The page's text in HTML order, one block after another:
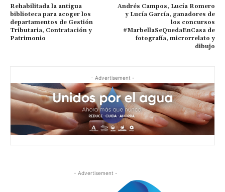
Rehabilitada la antigua
biblioteca para acoger los
departamentos de Gestión
Tributaria, Contratación y
Patrimonio
Andrés Campos, Lucía Romero
y Lucía García, ganadores de
los concursos
#MarbellaSeQuedaEnCasa de
fotografía, microrrelato y
dibujo
- Advertisement -
- Advertisement -